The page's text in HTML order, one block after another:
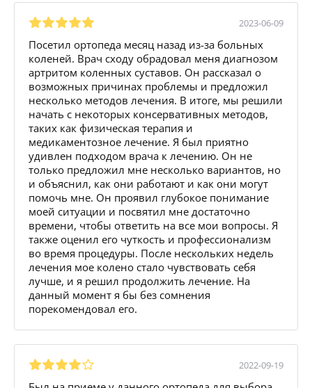
2023-06-09
Посетил ортопеда месяц назад из-за больных
коленей. Врач сходу обрадовал меня диагнозом
артритом коленных суставов. Он рассказал о
возможных причинах проблемы и предложил
несколько методов лечения. В итоге, мы решили
начать с некоторых консервативных методов,
таких как физическая терапия и
медикаментозное лечение. Я был приятно
удивлен подходом врача к лечению. Он не
только предложил мне несколько вариантов, но
и объяснил, как они работают и как они могут
помочь мне. Он проявил глубокое понимание
моей ситуации и посвятил мне достаточно
времени, чтобы ответить на все мои вопросы. Я
также оценил его чуткость и профессионализм
во время процедуры. После нескольких недель
лечения мое колено стало чувствовать себя
лучше, и я решил продолжить лечение. На
данный момент я бы без сомнения
порекомендовал его.
2022-09-19